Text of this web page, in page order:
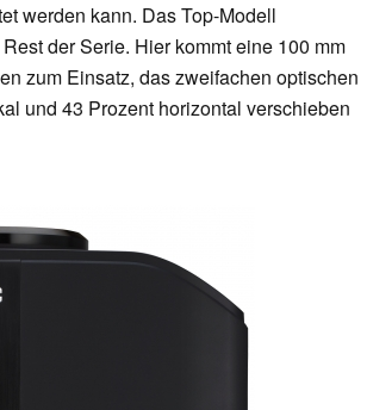
werden kann. Das Top-Modell
der Serie. Hier kommt eine 100 mm
zum Einsatz, das zweifachen optischen
und 43 Prozent horizontal verschieben